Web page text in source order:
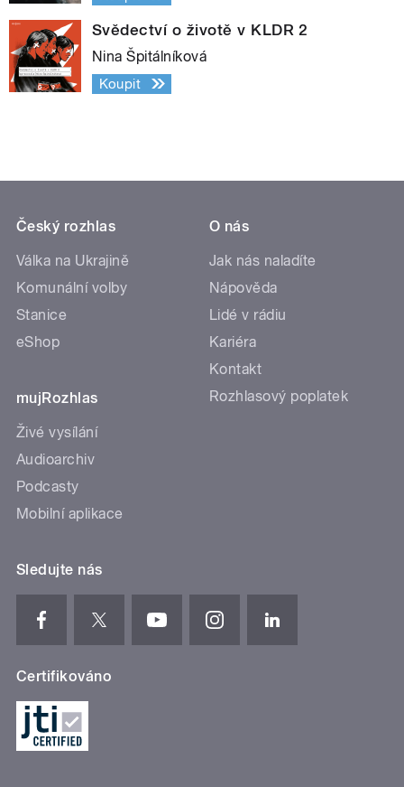
Svědectví o životě v KLDR 2
Nina Špitálníková
Koupit
Český rozhlas
Válka na Ukrajině
Komunální volby
Stanice
eShop
mujRozhlas
Živé vysílání
Audioarchiv
Podcasty
Mobilní aplikace
O nás
Jak nás naladíte
Nápověda
Lidé v rádiu
Kariéra
Kontakt
Rozhlasový poplatek
Sledujte nás
Certifikováno